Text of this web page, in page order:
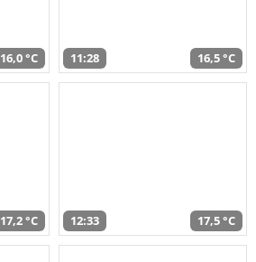
16,0 °C 11:28 16,5 °C
17,2 °C 12:33 17,5 °C